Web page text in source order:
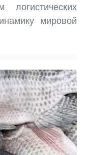
мировой